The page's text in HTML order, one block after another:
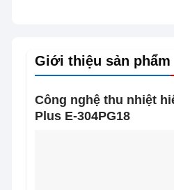
Giới thiệu sản phẩm
Công nghệ thu nhiệt
Plus E-304PG18